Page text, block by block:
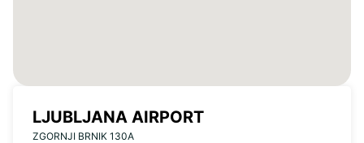
LJUBLJANA AIRPORT
ZGORNJI BRNIK 130A